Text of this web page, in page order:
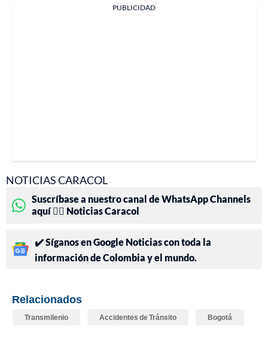
PUBLICIDAD
NOTICIAS CARACOL
Suscríbase a nuestro canal de WhatsApp Channels
aquí 👉🏻 Noticias Caracol
✔️ Síganos en Google Noticias con toda la
información de Colombia y el mundo.
Relacionados
Transmilenio Accidentes de Tránsito Bogotá